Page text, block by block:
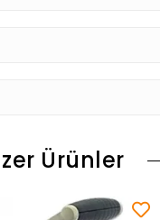
Ürünler